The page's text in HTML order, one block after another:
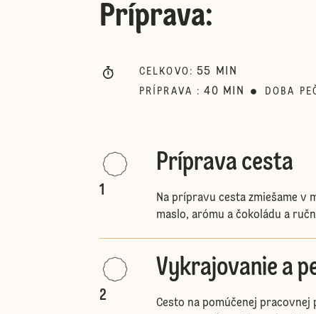
Príprava:
CELKOVO : 55 MIN
PRÍPRAVA : 40 MIN DOBA
1
Príprava cesta
Na prípravu cesta zmiešame v
maslo, arómu a čokoládu a
2
Vykrajovanie a
Cesto na pomúčenej pracovnej